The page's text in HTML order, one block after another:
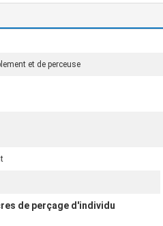
et de perceuse
de perçage d'individu